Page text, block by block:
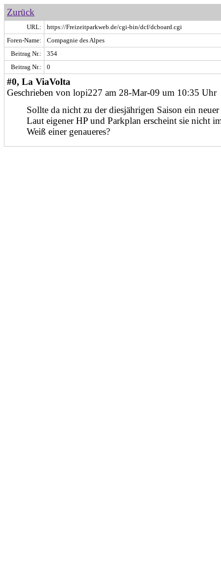
Zurück
URL:
https://Freizeitparkweb.de/cgi-bin/dcf/dcboard.cgi
Foren-Name:
Compagnie des Alpes
Beitrag Nr.:
354
Beitrag Nr.:
0
#0, La ViaVolta
Geschrieben von lopi227 am 28-Mar-09 um 10:35 Uhr
Sollte da nicht zu der diesjährigen Saison ein
Laut eigener HP und Parkplan erscheint sie nicht
Weiß einer genaueres?